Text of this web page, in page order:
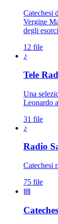
Catechesi
Vergine
degli
12 file
♪
Tele
Una
Leonardo
31 file
♪
Radio
Catechesi
75 file
▤